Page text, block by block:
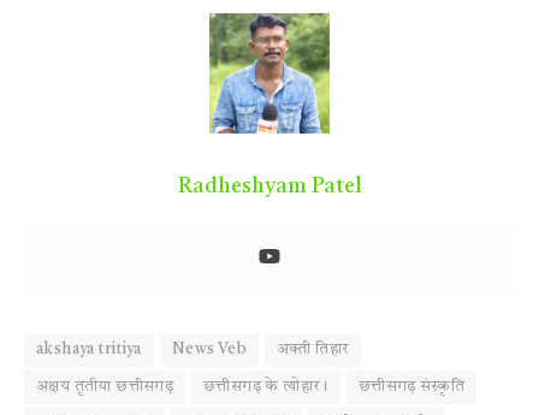
Radheshyam Patel
akshaya tritiya News Veb अक्ती तिहार
अक्षय तृतीया छत्तीसगढ़ छत्तीसगढ़ के त्योहार। छत्तीसगढ़ संस्कृति